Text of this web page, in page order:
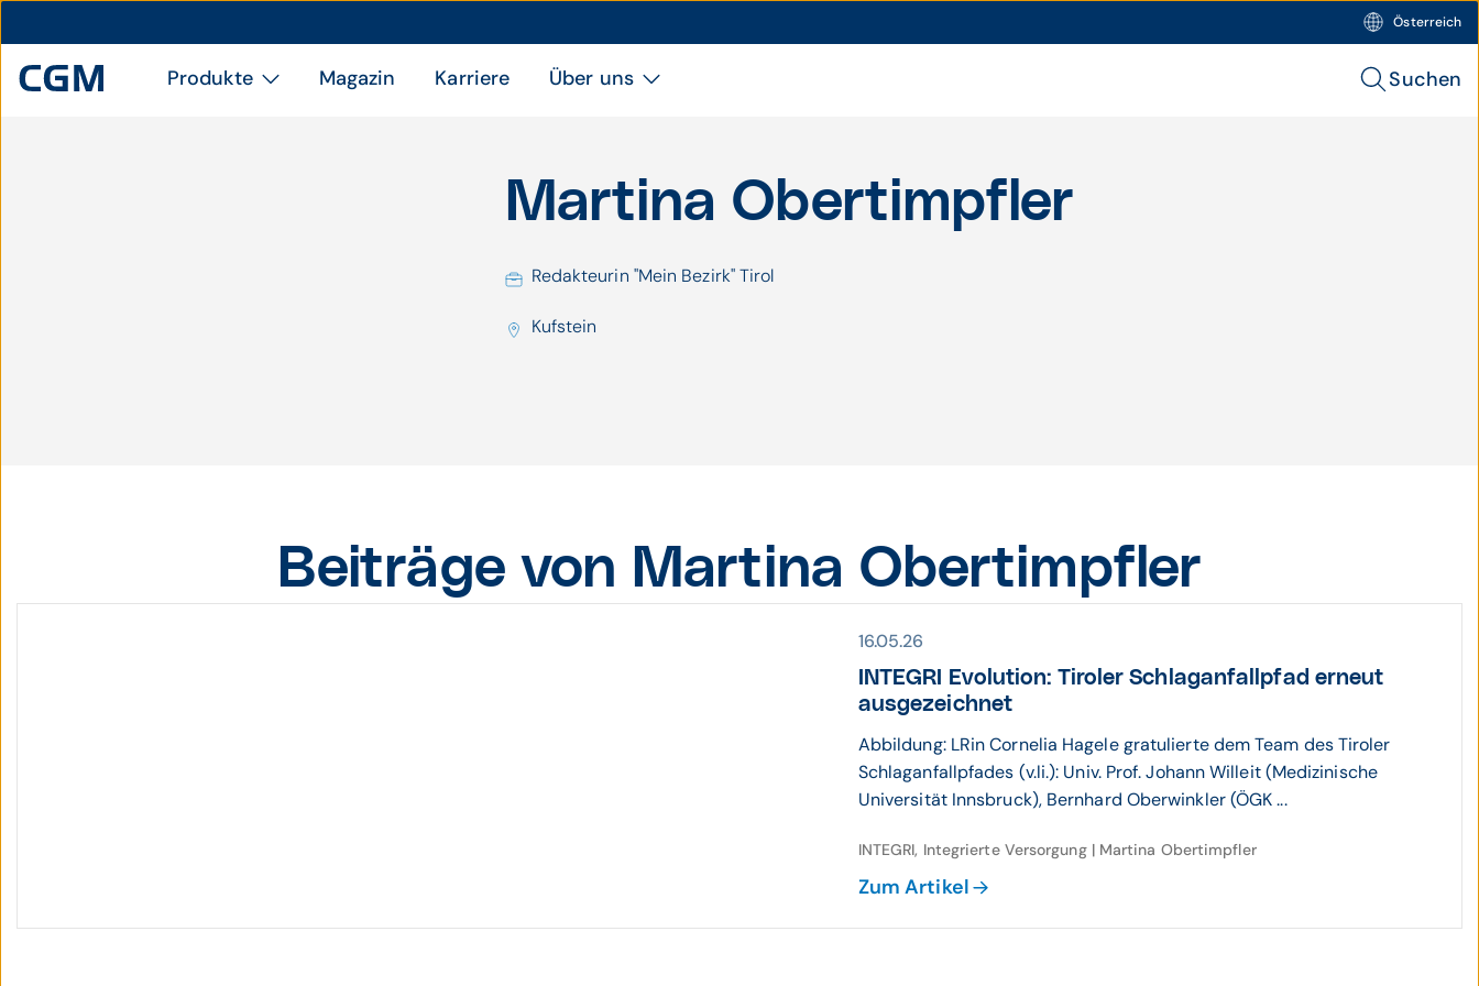
Österreich
Produkte Magazin Karriere Über uns Suchen
Martina Obertimpfler
Redakteurin "Mein Bezirk" Tirol
Kufstein
Beiträge von Martina Obertimpfler
16.05.26
INTEGRI Evolution: Tiroler Schlag­anfall­pfad erneut
ausge­zeichnet
Abbildung: LRin Cornelia Hagele gratulierte dem Team des Tiroler
Schlaganfallpfades (v.li.): Univ. Prof. Johann Willeit (Medizinische
Universität Innsbruck), Bernhard Oberwinkler (ÖGK ...
INTEGRI, Integrierte Versorgung | Martina Obertimpfler
Zum Artikel